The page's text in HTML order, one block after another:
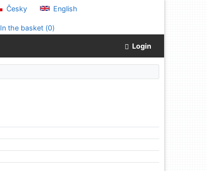
Česky English
In the basket (0)
Login